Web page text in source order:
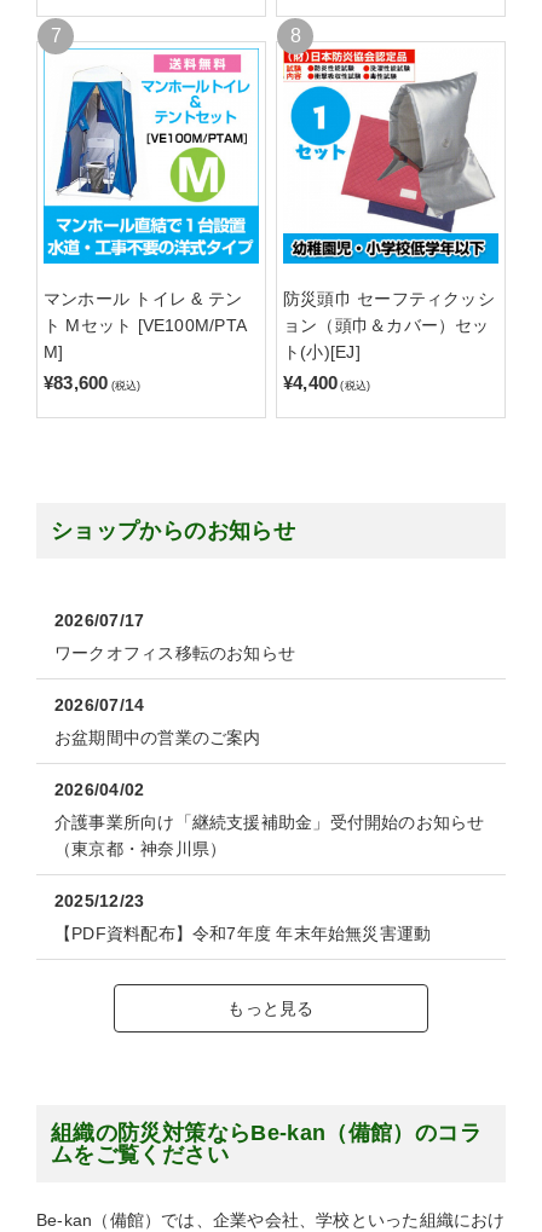
マンホール トイレ & テン
ト Mセット [VE100M/PTA
M]
¥83,600 (税込)
防災頭巾 セーフティクッシ
ョン（頭巾＆カバー）セッ
ト(小)[EJ]
¥4,400 (税込)
ショップからのお知らせ
2026/07/17
ワークオフィス移転のお知らせ
2026/07/14
お盆期間中の営業のご案内
2026/04/02
介護事業所向け「継続支援補助金」受付開始のお知らせ
（東京都・神奈川県）
2025/12/23
【PDF資料配布】令和7年度 年末年始無災害運動
もっと見る
組織の防災対策ならBe-kan（備館）のコラ
ムをご覧ください
Be-kan（備館）では、企業や会社、学校といった組織におけ